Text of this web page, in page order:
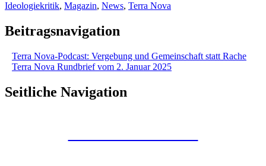
Ideologiekritik, Magazin, News, Terra Nova
Beitragsnavigation
Terra Nova-Podcast: Vergebung und Gemeinschaft statt Rache
Terra Nova Rundbrief vom 2. Januar 2025
Seitliche Navigation